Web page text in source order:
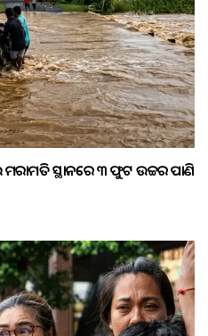
ସ୍ଥାନରେ ୩ ଫୁଟ ଉଚ୍ଚର ପାଣି